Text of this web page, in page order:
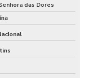
das Dores